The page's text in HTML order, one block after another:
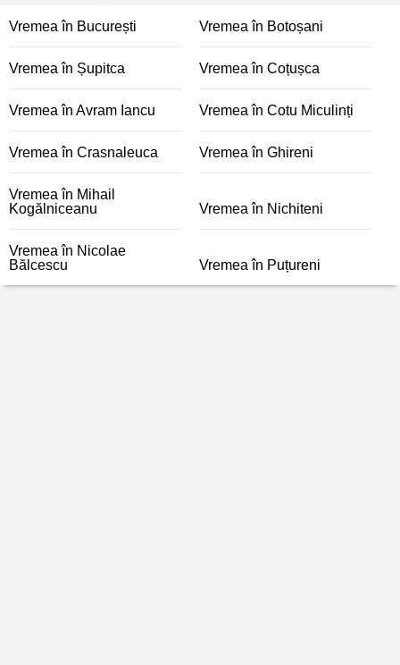
Vremea în București Vremea în Botoșani
Vremea în Șupitca Vremea în Coțușca
Vremea în Avram Iancu Vremea în Cotu Miculinți
Vremea în Crasnaleuca Vremea în Ghireni
Vremea în Mihail
Kogălniceanu
Vremea în Nichiteni
Vremea în Nicolae
Bălcescu
Vremea în Puțureni